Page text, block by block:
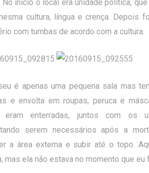
início o local era unidade política,
cultura, língua e crença. Depois
com tumbas de acordo com a cultura.
é apenas uma pequena sala mas
e envolta em roupas, peruca e
eram enterradas, juntos com os
serem necessários após a
a área externa e subir até o topo.
mas ela não estava no momento que eu